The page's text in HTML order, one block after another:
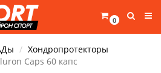
0
Хондропротекторы
Caps 60 капс